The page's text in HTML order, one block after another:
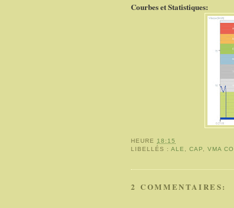
Courbes et Statistiques:
HEURE 18:15
LIBELLÉS :ALE ,CAP ,VMA
2 COMMENTAIRES: